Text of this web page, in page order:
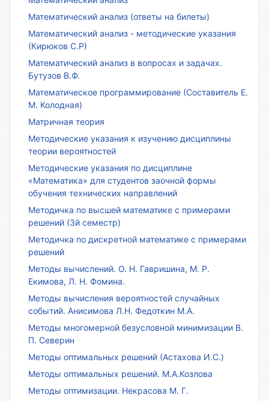
Математический анализ (ответы на билеты)
Математический анализ - методические указания
(Кирюков С.Р)
Математический анализ в вопросах и задачах.
Бутузов В.Ф.
Математическое программирование (Составитель Е.
М. Колодная)
Матричная теория
Методические указания к изучению дисциплины
теории вероятностей
Методические указания по дисциплине
«Математика» для студентов заочной формы
обучения технических направлений
Методичка по высшей математике с примерами
решений (3й семестр)
Методичка по дискретной математике с примерами
решений
Методы вычислений. О. Н. Гавришина, М. Р.
Екимова, Л. Н. Фомина.
Методы вычисления вероятностей случайных
событий. Анисимова Л.Н. Федоткин М.А.
Методы многомерной безусловной минимизации В.
П. Северин
Методы оптимальных решений (Астахова И.С.)
Методы оптимальных решений. М.А.Козлова
Методы оптимизации. Некрасова М. Г.